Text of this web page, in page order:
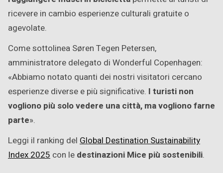
ricevere in cambio esperienze culturali gratuite o
agevolate.
Come sottolinea Søren Tegen Petersen,
amministratore delegato di Wonderful Copenhagen:
«Abbiamo notato quanti dei nostri visitatori cercano
esperienze diverse e più significative. I turisti non
vogliono più solo vedere una città, ma vogliono farne
parte».
Leggi il ranking del Global Destination Sustainability
Index 2025 con le destinazioni Mice più sostenibili.